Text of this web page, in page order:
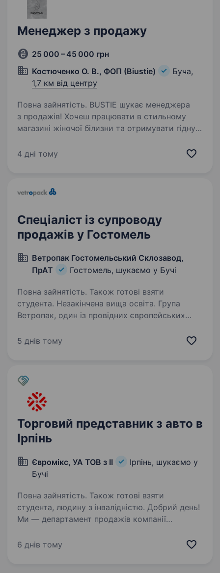
Менеджер з продажу
25 000 – 45 000 грн
Костюченко О. В., ФОП (Biustie)
Буча,
1,7 км від центру
Повна зайнятість. BUSTIE шукає менеджера
з продажів! Хочеш працювати в стильному
магазині жіночої білизни та отримувати гідну
Що на тебе чекає: Консультація покупців
4 дні тому
Спеціаліст із супроводу
продажів у Гостомель
Ветропак Гостомельський Склозавод,
ПрАТ
Гостомель, шукаємо у Бучі
Повна зайнятість. Також готові взяти
студента. Незакінчена вища освіта. Група
Ветропак, один із провідних європейських
країнах і забезпечує роботою близько 4000
5 днів тому
Торговий представник з авто в
Ірпінь
Євромікс, УА ТОВ з ІІ
Ірпінь, шукаємо у
Бучі
Повна зайнятість. Також готові взяти
студента, людину з інвалідністю. Добрий день!
Ми — департамент продажів компанії
дистрибутор і імпортер світових і
6 днів тому